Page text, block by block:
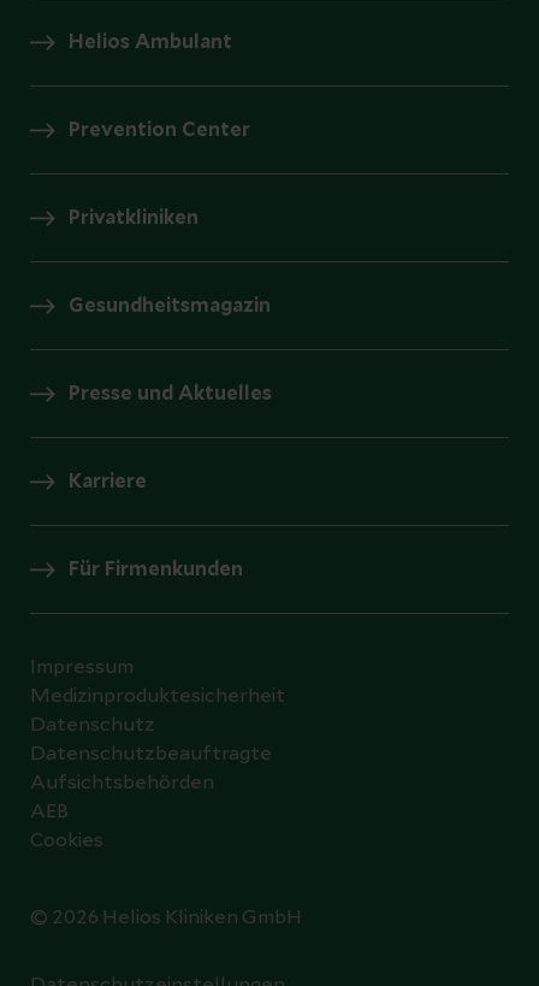
Helios Ambulant
Prevention Center
Privatkliniken
Gesundheitsmagazin
Presse und Aktuelles
Karriere
Für Firmenkunden
© 2026 Helios Kliniken GmbH
Impressum
Medizinproduktesicherheit
Datenschutz
Datenschutzbeauftragte
Aufsichtsbehörden
AEB
Cookies